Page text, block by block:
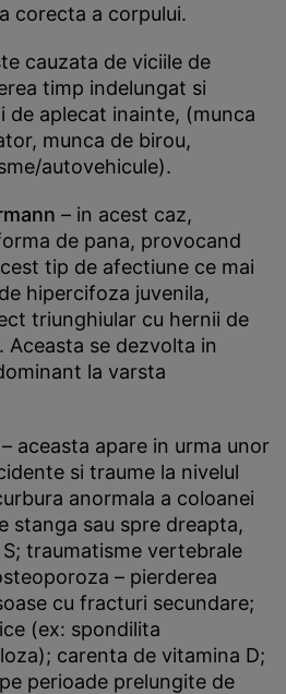
corecta a corpului.
cauzata de viciile de
timp indelungat si
de aplecat inainte, (munca
munca de birou,
autovehicule).
– in acest caz,
de pana, provocand
tip de afectiune ce mai
hipercifoza juvenila,
triunghiular cu hernii de
Aceasta se dezvolta in
la varsta
– aceasta apare in urma unor
si traume la nivelul
anormala a coloanei
stanga sau spre dreapta,
traumatisme vertebrale
– pierderea
cu fracturi secundare;
(ex: spondilita
carenta de vitamina D;
perioade prelungite de